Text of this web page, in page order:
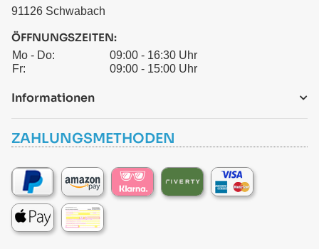
91126 Schwabach
ÖFFNUNGSZEITEN:
Mo - Do:
09:00 - 16:30 Uhr
Fr:
09:00 - 15:00 Uhr
Informationen
ZAHLUNGSMETHODEN